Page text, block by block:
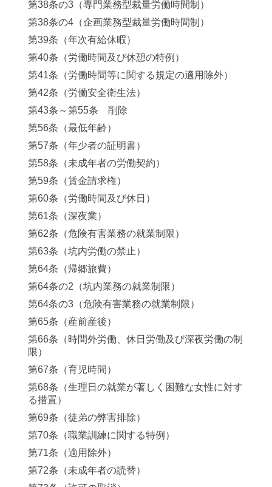
第38条の3（専門業務型裁量労働時間制）
第38条の4（企画業務型裁量労働時間制）
第39条（年次有給休暇）
第40条（労働時間及び休憩の特例）
第41条（労働時間等に関する規定の適用除外）
第42条（労働安全衛生法）
第43条～第55条 削除
第56条（最低年齢）
第57条（年少者の証明書）
第58条（未成年者の労働契約）
第59条（賃金請求権）
第60条（労働時間及び休日）
第61条（深夜業）
第62条（危険有害業務の就業制限）
第63条（坑内労働の禁止）
第64条（帰郷旅費）
第64条の2（坑内業務の就業制限）
第64条の3（危険有害業務の就業制限）
第65条（産前産後）
第66条（時間外労働、休日労働及び深夜労働の制
限）
第67条（育児時間）
第68条（生理日の就業が著しく困難な女性に対す
る措置）
第69条（徒弟の弊害排除）
第70条（職業訓練に関する特例）
第71条（適用除外）
第72条（未成年者の読替）